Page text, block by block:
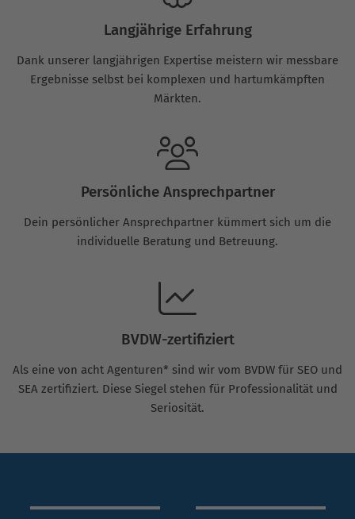
Langjährige Erfahrung
Dank unserer langjährigen Expertise meistern wir messbare
Ergebnisse selbst bei komplexen und hartumkämpften
Märkten.
Persönliche Ansprechpartner
Dein persönlicher Ansprechpartner kümmert sich um die
individuelle Beratung und Betreuung.
BVDW-zertifiziert
Als eine von acht Agenturen* sind wir vom BVDW für SEO und
SEA zertifiziert. Diese Siegel stehen für Professionalität und
Seriosität.